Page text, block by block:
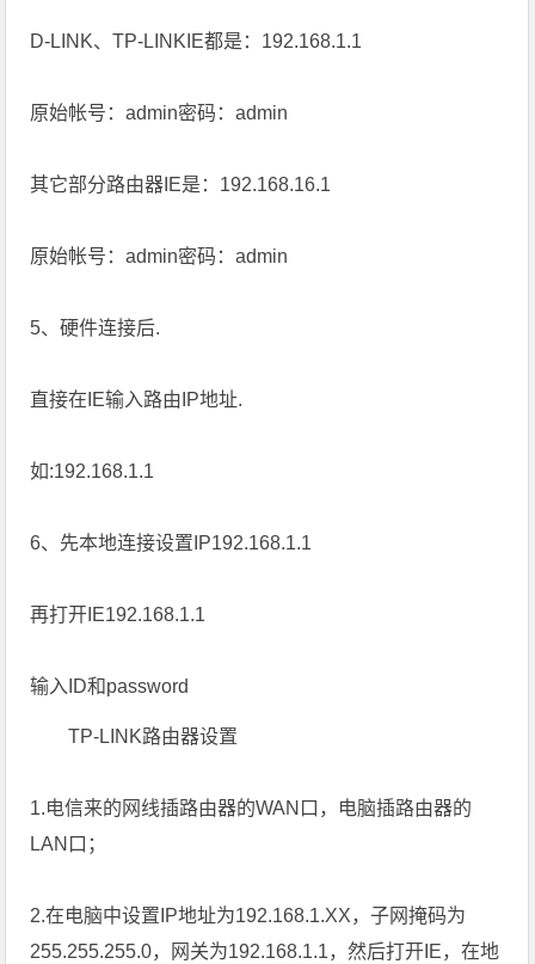
D-LINK、TP-LINKIE都是：192.168.1.1
原始帐号：admin密码：admin
其它部分路由器IE是：192.168.16.1
原始帐号：admin密码：admin
5、硬件连接后.
直接在IE输入路由IP地址.
如:192.168.1.1
6、先本地连接设置IP192.168.1.1
再打开IE192.168.1.1
输入ID和password
TP-LINK路由器设置
1.电信来的网线插路由器的WAN口，电脑插路由器的
LAN口；
2.在电脑中设置IP地址为192.168.1.XX，子网掩码为
255.255.255.0，网关为192.168.1.1，然后打开IE，在地